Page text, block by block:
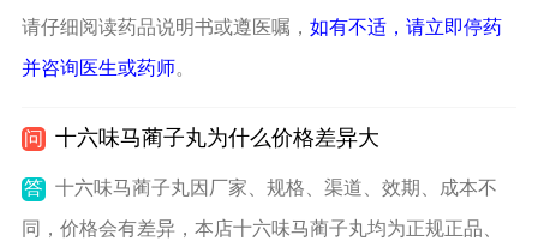
请仔细阅读药品说明书或遵医嘱， 如有不适，请立即停药
并咨询医生或药师。
问 十六味马蔺子丸为什么价格差异大
答 十六味马蔺子丸因厂家、规格、渠道、效期、成本不
同，价格会有差异，本店十六味马蔺子丸均为正规正品、